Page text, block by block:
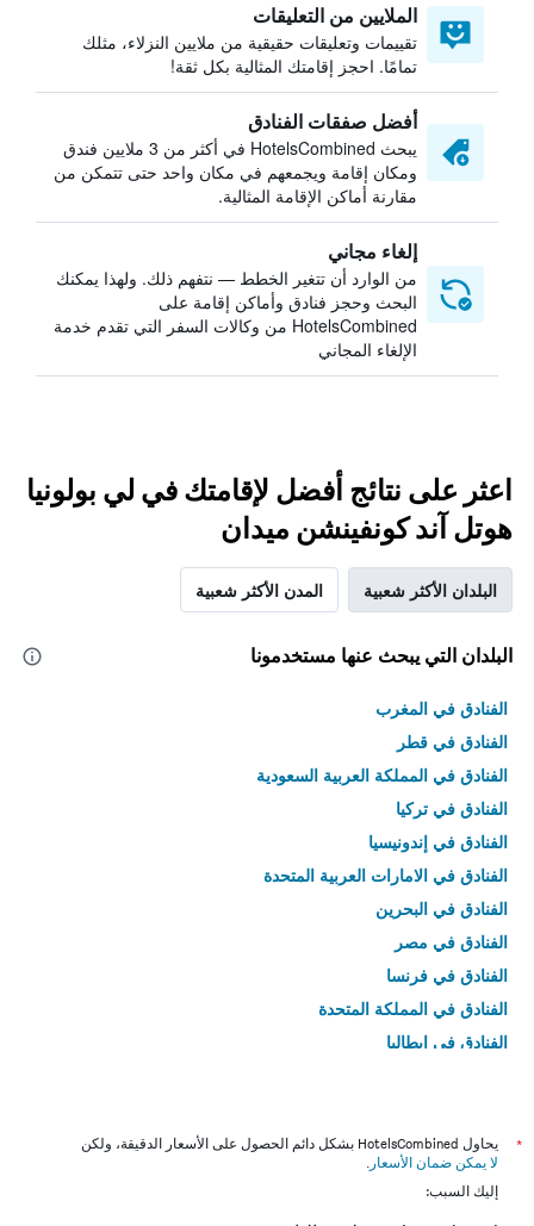
الملايين من التعليقات
تقييمات وتعليقات حقيقية من ملايين النزلاء، مثلك
تمامًا. احجز إقامتك المثالية بكل ثقة!
أفضل صفقات الفنادق
يبحث HotelsCombined في أكثر من 3 ملايين فندق
ومكان إقامة ويجمعهم في مكان واحد حتى تتمكن من
مقارنة أماكن الإقامة المثالية.
إلغاء مجاني
من الوارد أن تتغير الخطط — نتفهم ذلك. ولهذا يمكنك
البحث وحجز فنادق وأماكن إقامة على
HotelsCombined من وكالات السفر التي تقدم خدمة
الإلغاء المجاني
اعثر على نتائج أفضل لإقامتك في لي بولونيا
هوتل آند كونفينشن ميدان
البلدان الأكثر شعبية المدن الأكثر شعبية
البلدان التي يبحث عنها مستخدمونا
الفنادق في المغرب
الفنادق في قطر
الفنادق في المملكة العربية السعودية
الفنادق في تركيا
الفنادق في إندونيسيا
الفنادق في الامارات العربية المتحدة
الفنادق في البحرين
الفنادق في مصر
الفنادق في فرنسا
الفنادق في المملكة المتحدة
الفنادق في إيطاليا
*
يحاول HotelsCombined بشكل دائم الحصول على الأسعار الدقيقة، ولكن
لا يمكن ضمان الأسعار .
إليك السبب: